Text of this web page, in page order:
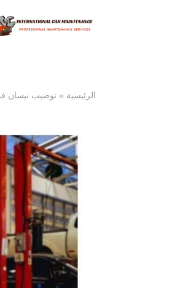
الرئيسية » توضيب نيسان